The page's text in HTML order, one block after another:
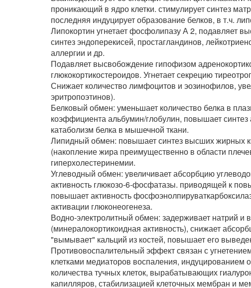
проникающий в ядро клетки. стимулирует синтез
последняя индуцирует образование белков, в т.ч.
Липокортин угнетает фосфолипазу А 2, подавляет
синтез эндоперекисей, простагландинов,
аллергии и др.
Подавляет высвобождение гипофизом
глюкокортикостероидов. Угнетает секрецию
Снижает количество лимфоцитов и эозинофилов,
эритропоэтинов).
Белковый обмен: уменьшает количество белка в
коэффициента альбумин/глобулин, повышает
катаболизм белка в мышечной ткани.
Липидный обмен: повышает синтез высших жирных
(накопление жира преимущественно в области
гиперхолестеринемии.
Углеводный обмен: увеличивает абсорбцию
активность глюкозо-6-фосфатазы. приводящей к
повышает активность
активации глюконеогенеза.
Водно-электролитный обмен: задерживает натрий и
(минералокортикоидная активность), снижает
"вымывает" кальций из костей, повышает его
Противовоспалительный эффект связан с
клетками медиаторов воспаления, индуцированием
количества тучных клеток, вырабатывающих
капилляров, стабилизацией клеточных мембран и